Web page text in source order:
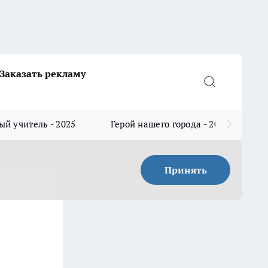
Заказать рекламу
учитель - 2025 Герой нашего города - 2025
Принять